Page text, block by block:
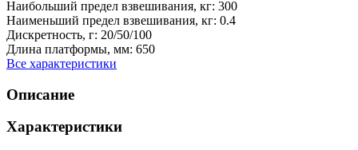
Наибольший предел взвешивания, кг: 300
Наименьший предел взвешивания, кг: 0.4
Дискретность, г: 20/50/100
Длина платформы, мм: 650
Все характеристики
Описание
Характеристики